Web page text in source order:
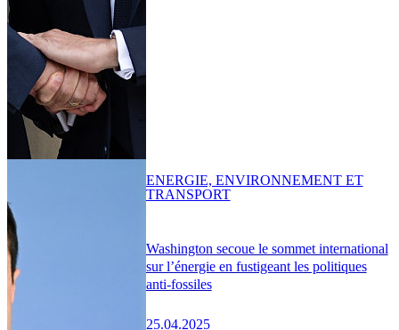
Washington secoue le sommet international
sur l’énergie en fustigeant les politiques
anti-fossiles
25.04.2025
ENERGIE, ENVIRONNEMENT ET
TRANSPORT